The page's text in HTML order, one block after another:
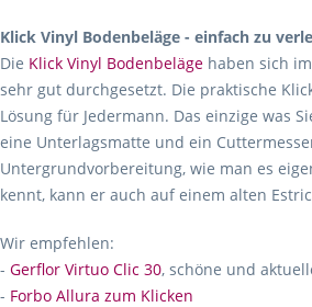
Klick Vinyl Bodenbeläge - einfach zu
Die Klick Vinyl Bodenbeläge haben sich
sehr gut durchgesetzt. Die praktische
Lösung für Jedermann. Das einzige was
eine Unterlagsmatte und ein
Untergrundvorbereitung, wie man es
kennt, kann er auch auf einem alten
Wir empfehlen:
- Gerflor Virtuo Clic 30, schöne und
- Forbo Allura zum Klicken